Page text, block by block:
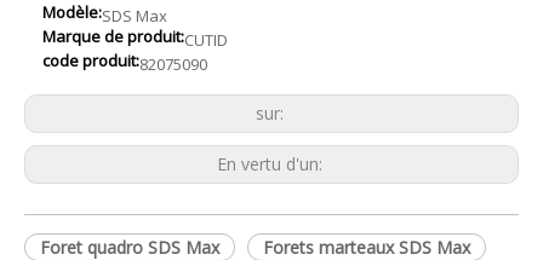
Modèle:SDS Max
Marque de produit:CUTID
code produit:82075090
sur:
En vertu d'un:
Foret quadro SDS Max
Forets marteaux SDS Max